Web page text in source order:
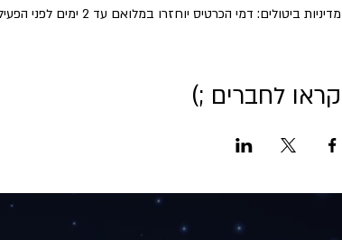
מדיניות ביטולים: דמי הכרטיס יוחזרו במלואם עד 2 ימים לפני הפעילות בניכוי 5% דמי טיפול. לאחר מכן אין החזר כספי על ביטול
קראו לחברים ;)